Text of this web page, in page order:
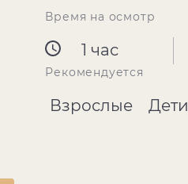
Время на осмотр
1 час
Рекомендуется
Взрослые Дети